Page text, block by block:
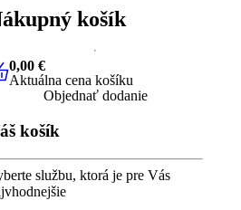
košík
0,00 €Aktuálna cena košíku
0,00 €
Aktuálna cena košíku
Objednať dodanie
košík
službu, ktorá je pre Vás